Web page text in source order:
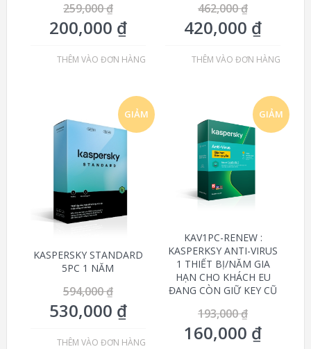
259,000₫
200,000 ₫
THÊM VÀO ĐƠN HÀNG
462,000₫
420,000 ₫
THÊM VÀO ĐƠN HÀNG
GIẢM
KASPERSKY STANDARD
5PC 1 NĂM
594,000₫
530,000 ₫
THÊM VÀO ĐƠN HÀNG
GIẢM
KAV1PC-RENEW :
KASPERKSY ANTI-VIRUS
1 THIẾT BỊ/NĂM GIA
HẠN CHO KHÁCH EU
ĐANG CÒN GIỮ KEY CŨ
193,000₫
160,000 ₫